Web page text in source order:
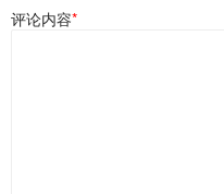
评论内容*